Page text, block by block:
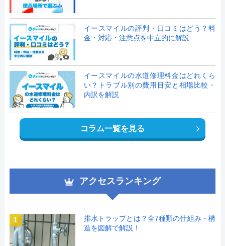
イースマイルの評判・口コミはどう？料
金・対応・注意点を中立的に解説
イースマイルの水道修理料金はどれくら
い？トラブル別の費用目安と相場比較・
内訳を解説
コラム一覧を見る
アクセスランキング
1
排水トラップとは？全7種類の仕組み・構
造を図解で解説！